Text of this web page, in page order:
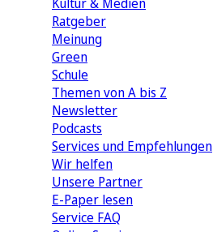
Ratgeber
Meinung
Green
Schule
Themen von A bis Z
Newsletter
Podcasts
Services und Empfehlungen
Wir helfen
Unsere Partner
E-Paper lesen
Service FAQ